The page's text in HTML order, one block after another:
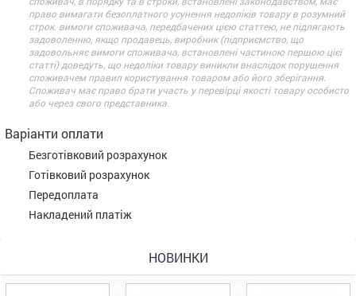
право вимагати безоплатного усунення недоліків товару в розумний
строк. вимоги споживача, передбачених цією статтею, не підлягають
задоволенню, якщо продавець, виробник (підприємство, що
задовольняє вимоги споживача, встановлені частиною першою цієї
статті) доведуть, що недоліки товару виникли внаслідок порушення
споживачем правил користування товаром або його зберігання.
Споживач має право брати участь у перевірці якості товару особисто
або через свого представника.
Варіанти оплати
Безготівковий розрахунок
Готівковий розрахунок
Передоплата
Накладений платіж
НОВИНКИ